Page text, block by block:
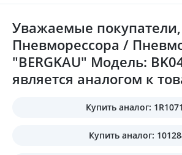
Уважаемые покупатели,
Пневморессора /
"BERGKAU" Модель:
является аналогом к
Купить аналог:
Купить аналог: